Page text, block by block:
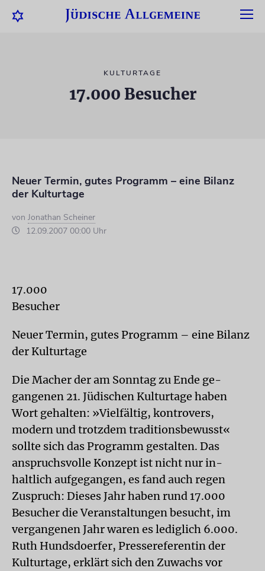
KULTURTAGE
17.000 Besucher
Neuer Termin, gutes Programm – eine Bilanz
der Kulturtage
von Jonathan Scheiner
12.09.2007 00:00 Uhr
17.000
Besucher
Neuer Termin, gutes Programm – eine Bilanz
der Kulturtage
Die Macher der am Sonntag zu Ende ge-
gangenen 21. Jüdischen Kulturtage haben
Wort gehalten: »Vielfältig, kontrovers,
modern und trotzdem traditionsbewusst«
sollte sich das Programm gestalten. Das
anspruchsvolle Konzept ist nicht nur in-
haltlich aufgegangen, es fand auch regen
Zuspruch: Dieses Jahr haben rund 17.000
Besucher die Veranstaltungen besucht, im
vergangenen Jahr waren es lediglich 6.000.
Ruth Hundsdoerfer, Pressereferentin der
Kulturtage, erklärt sich den Zuwachs vor